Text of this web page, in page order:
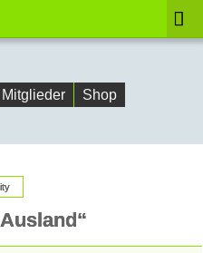
Mitglieder Shop